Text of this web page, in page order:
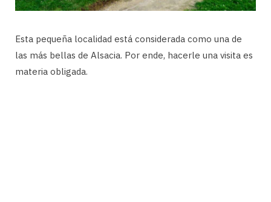
Esta pequeña localidad está considerada como una de
las más bellas de Alsacia. Por ende, hacerle una visita es
materia obligada.